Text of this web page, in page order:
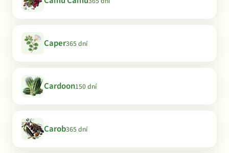
Caper365 dní
Cardoon150 dní
Carob365 dní